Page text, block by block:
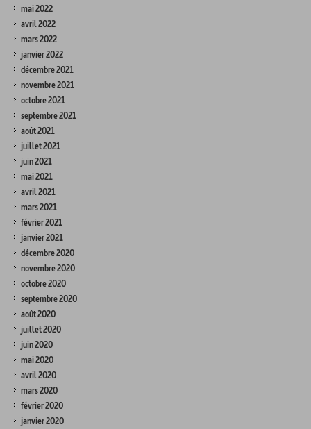
mai 2022
avril 2022
mars 2022
janvier 2022
décembre 2021
novembre 2021
octobre 2021
septembre 2021
août 2021
juillet 2021
juin 2021
mai 2021
avril 2021
mars 2021
février 2021
janvier 2021
décembre 2020
novembre 2020
octobre 2020
septembre 2020
août 2020
juillet 2020
juin 2020
mai 2020
avril 2020
mars 2020
février 2020
janvier 2020